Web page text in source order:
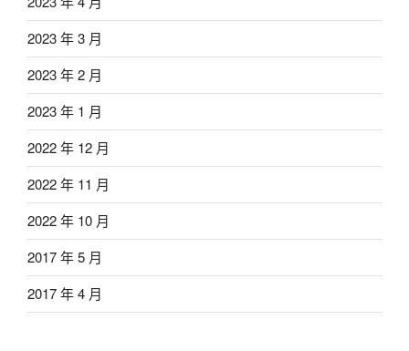
2023 年 3 月
2023 年 2 月
2023 年 1 月
2022 年 12 月
2022 年 11 月
2022 年 10 月
2017 年 5 月
2017 年 4 月